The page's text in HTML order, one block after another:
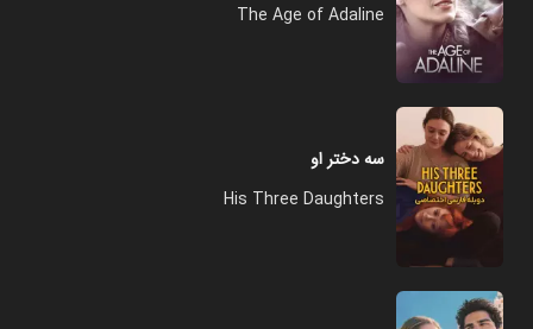
The Age of Adaline
سه دختر او
His Three Daughters